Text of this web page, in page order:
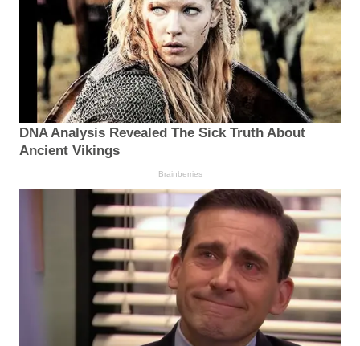
DNA Analysis Revealed The Sick Truth About
Ancient Vikings
Brainberries